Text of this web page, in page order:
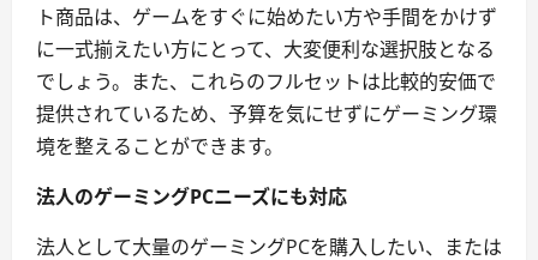
ト商品は、ゲームをすぐに始めたい方や手間をかけず
に一式揃えたい方にとって、大変便利な選択肢となる
でしょう。また、これらのフルセットは比較的安価で
提供されているため、予算を気にせずにゲーミング環
境を整えることができます。
法人のゲーミングPCニーズにも対応
法人として大量のゲーミングPCを購入したい、または